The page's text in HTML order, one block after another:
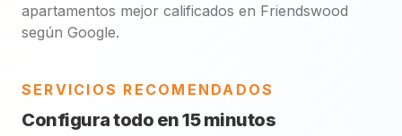
apartamentos mejor calificados en Friendswood
según Google.
SERVICIOS RECOMENDADOS
Configura todo en 15 minutos